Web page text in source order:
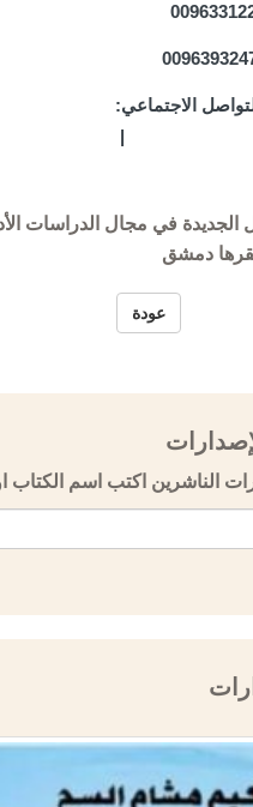
الاجتماعي:
|
الجديدة في مجال الدراسات
دمشق
عودة
الناشرين اكتب اسم الكتاب